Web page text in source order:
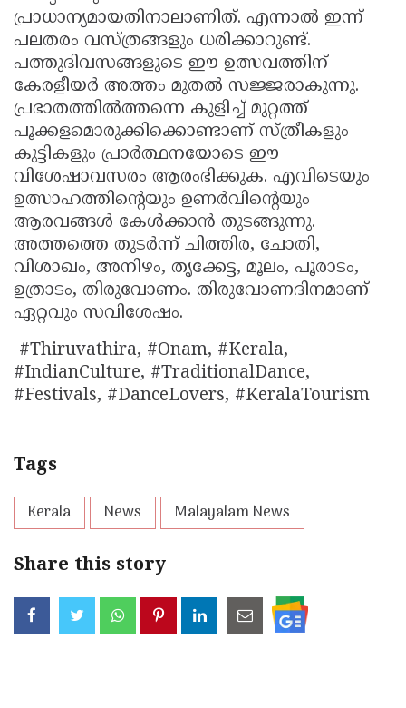
പ്രാധാന്യമായതിനാലാണിത്. എന്നാല്‍ ഇന്ന്
പലതരം വസ്ത്രങ്ങളും ധരിക്കാറുണ്ട്.
പത്തുദിവസങ്ങളുടെ ഈ ഉത്സവത്തിന്
കേരളീയര്‍ അത്തം മുതല്‍ സജ്ജരാകുന്നു.
പ്രഭാതത്തില്‍ത്തന്നെ കുളിച്ച് മുറ്റത്ത്
പൂക്കളമൊരുക്കിക്കൊണ്ടാണ് സ്ത്രീകളും
കുട്ടികളും പ്രാര്‍ത്ഥനയോടെ ഈ
വിശേഷാവസരം ആരംഭിക്കുക. എവിടെയും
ഉത്സാഹത്തിന്റെയും ഉണര്‍വിന്റെയും
ആരവങ്ങള്‍ കേള്‍ക്കാന്‍ തുടങ്ങുന്നു.
അത്തത്തെ തുടര്‍ന്ന് ചിത്തിര, ചോതി,
വിശാഖം, അനിഴം, തൃക്കേട്ട, മൂലം, പൂരാടം,
ഉത്രാടം, തിരുവോണം. തിരുവോണദിനമാണ്
ഏറ്റവും സവിശേഷം.
#Thiruvathira, #Onam, #Kerala,
#IndianCulture, #TraditionalDance,
#Festivals, #DanceLovers, #KeralaTourism
Tags
Kerala News Malayalam News
Share this story